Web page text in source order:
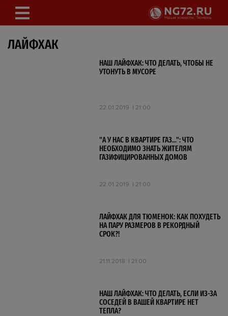
ЛАЙФХАК
НАШ ЛАЙФХАК: ЧТО ДЕЛАТЬ, ЧТОБЫ НЕ
УТОНУТЬ В МУСОРЕ
22.01.2019 21:00
"А У НАС В КВАРТИРЕ ГАЗ...": ЧТО
НЕОБХОДИМО ЗНАТЬ ЖИТЕЛЯМ
ГАЗИФИЦИРОВАННЫХ ДОМОВ
22.01.2019 21:00
ЛАЙФХАК ДЛЯ ТЮМЕНОК: КАК ПОХУДЕТЬ
НА ПАРУ РАЗМЕРОВ В РЕКОРДНЫЙ
СРОК?!
21.11.2018 21:00
НАШ ЛАЙФХАК: ЧТО ДЕЛАТЬ, ЕСЛИ ИЗ-ЗА
СОСЕДЕЙ В ВАШЕЙ КВАРТИРЕ НЕТ
ТЕПЛА?